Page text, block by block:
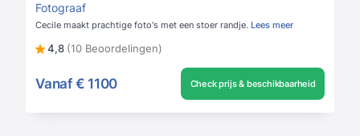
Fotograaf
Cecile maakt prachtige foto's met een stoer randje. Lees meer
4,8 (10 Beoordelingen)
Vanaf € 1100 Check prijs & beschikbaarheid